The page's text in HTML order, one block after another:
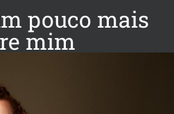
pouco mais
mim